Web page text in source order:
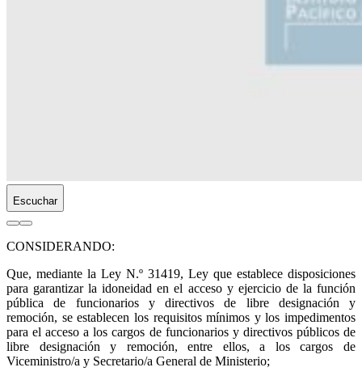
Escuchar
CONSIDERANDO:
Que, mediante la Ley N.º 31419, Ley que establece disposiciones
para garantizar la idoneidad en el acceso y ejercicio de la función
pública de funcionarios y directivos de libre designación y
remoción, se establecen los requisitos mínimos y los impedimentos
para el acceso a los cargos de funcionarios y directivos públicos de
libre designación y remoción, entre ellos, a los cargos de
Viceministro/a y Secretario/a General de Ministerio;